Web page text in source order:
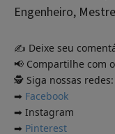
Engenheiro,
✍️ Deixe seu
📢 Compartilhe com
🕵 Siga nossas redes:
➡ Facebook
➡ Instagram
➡ Pinterest